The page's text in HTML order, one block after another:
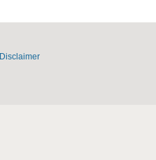
Disclaimer